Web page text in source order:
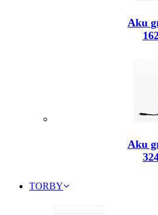
Aku
Aku
TORBY